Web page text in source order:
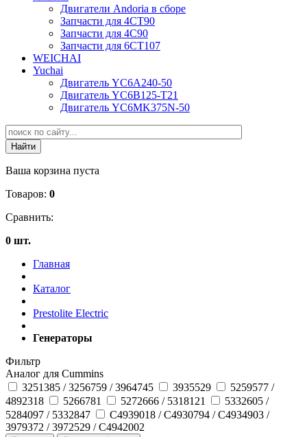
Двигатели Andoria в сборе
Запчасти для 4CT90
Запчасти для 4С90
Запчасти для 6CT107
WEICHAI
Yuchai
Двигатель YC6A240-50
Двигатель YC6B125-T21
Двигатель YC6MK375N-50
Ваша корзина пуста
Товаров: 0
Сравнить:
0 шт.
Главная
Каталог
Prestolite Electric
Генераторы
Фильтр
Аналог для Cummins
3251385 / 3256759 / 3964745
3935529
5259577 /
4892318
5266781 5272666 / 5318121
5332605 /
5284097 / 5332847
C4939018 / C4930794 / C4934903 /
3979372 / 3972529 / C4942002